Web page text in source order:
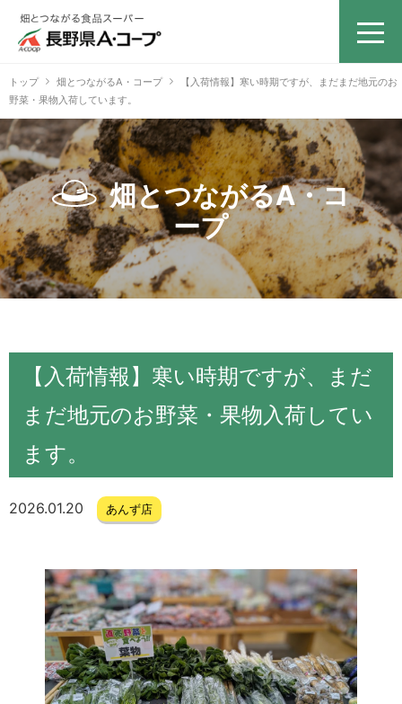
トップ 畑とつながるA・コープ
【入荷情報】寒い時期ですが、まだまだ地元のお
野菜・果物入荷しています。
畑とつながるA・コ
ープ
【入荷情報】寒い時期ですが、まだ
まだ地元のお野菜・果物入荷してい
ます。
2026.01.20 あんず店